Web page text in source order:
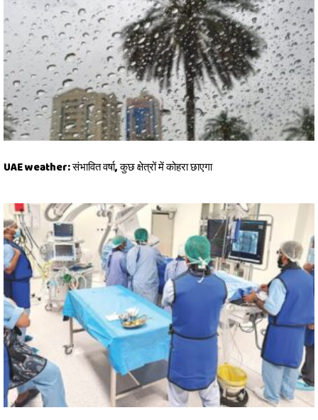
UAE weather: संभावित वर्षा, कुछ क्षेत्रों में कोहरा छाएगा